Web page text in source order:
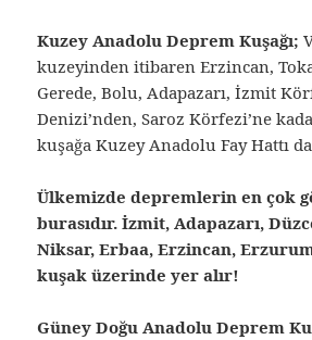
Kuzey Anadolu Deprem Kuşağı;
kuzeyinden itibaren Erzincan,
Gerede, Bolu, Adapazarı, İzmit
Denizi’nden, Saroz Körfezi’ne
kuşağa Kuzey Anadolu Fay Hattı
Ülkemizde depremlerin en çok
burasıdır. İzmit, Adapazarı,
Niksar, Erbaa, Erzincan,
kuşak üzerinde yer alır!
Güney Doğu Anadolu Deprem